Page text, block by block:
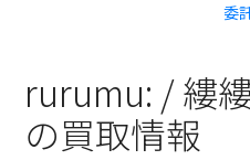
委
rurumu: / 縷
の買取情報